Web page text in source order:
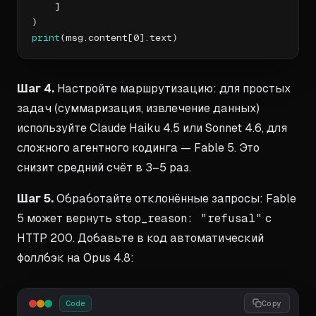
    ]
print (msg.content[0].text)
Шаг 4. Настройте маршрутизацию: для простых
задач (суммаризация, извлечение данных)
используйте Claude Haiku 4.5 или Sonnet 4.6, для
сложного агентного кодинга — Fable 5. Это
снизит средний счёт в 3–5 раз.
Шаг 5. Обработайте отклонённые запросы: Fable
5 может вернуть stop_reason: "refusal" с
HTTP 200. Добавьте в код автоматический
фоллбэк на Opus 4.8:
Code Copy